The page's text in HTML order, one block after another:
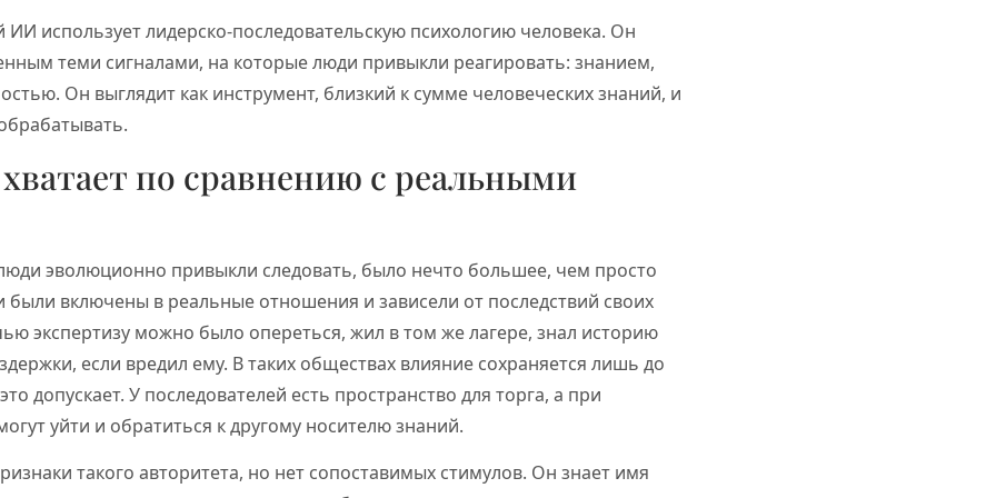
использует лидерско-последовательскую психологию человека. Он
теми сигналами, на которые люди привыкли реагировать: знанием,
Он выглядит как инструмент, близкий к сумме человеческих знаний, и
по сравнению с реальными
эволюционно привыкли следовать, было нечто большее, чем просто
были включены в реальные отношения и зависели от последствий своих
экспертизу можно было опереться, жил в том же лагере, знал историю
если вредил ему. В таких обществах влияние сохраняется лишь до
допускает. У последователей есть пространство для торга, а при
уйти и обратиться к другому носителю знаний.
такого авторитета, но нет сопоставимых стимулов. Он знает имя